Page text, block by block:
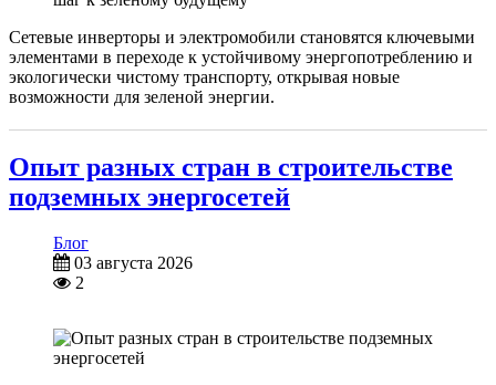
Сетевые инверторы и электромобили становятся ключевыми
элементами в переходе к устойчивому энергопотреблению и
экологически чистому транспорту, открывая новые
возможности для зеленой энергии.
Опыт разных стран в строительстве
подземных энергосетей
Блог
03 августа 2026
2